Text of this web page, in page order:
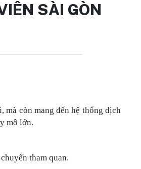
SÀI GÒN
mà còn mang đến hệ thống dịch
mô lớn.
tham quan.